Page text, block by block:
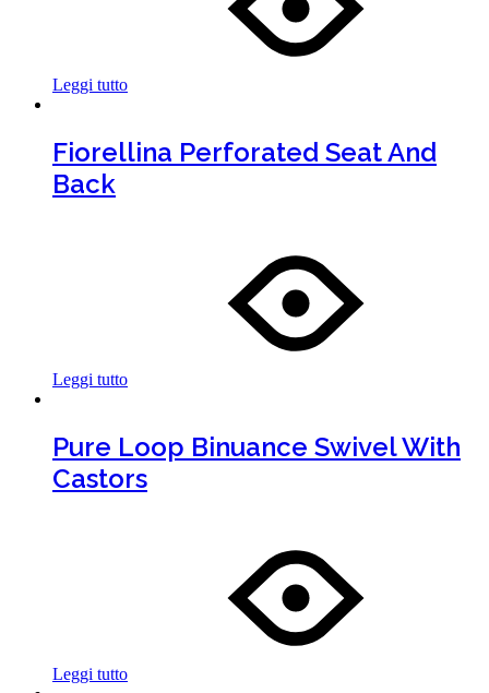
Leggi tutto
Fiorellina Perforated Seat And
Back
Leggi tutto
Pure Loop Binuance Swivel With
Castors
Leggi tutto